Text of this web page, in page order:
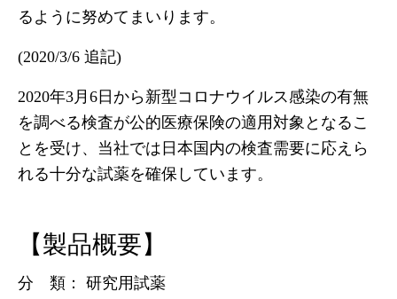
るように努めてまいります。
(2020/3/6 追記)
2020年3月6日から新型コロナウイルス感染の有無
を調べる検査が公的医療保険の適用対象となるこ
とを受け、当社では日本国内の検査需要に応えら
れる十分な試薬を確保しています。
【製品概要】
分 類： 研究用試薬